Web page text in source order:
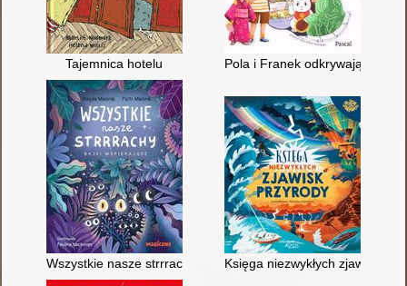
Tajemnica hotelu Pola i Franek odkrywają świat
Wszystkie nasze strrrachy : bajki wspierająceKsięga niezwykłych zjawisk